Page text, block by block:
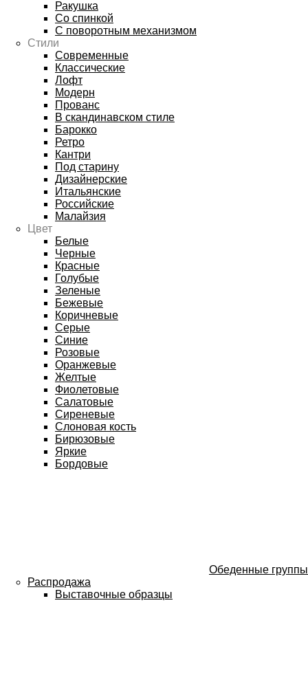
Ракушка
Со спинкой
С поворотным механизмом
Стили
Современные
Классические
Лофт
Модерн
Прованс
В скандинавском стиле
Барокко
Ретро
Кантри
Под старину
Дизайнерские
Итальянские
Российские
Малайзия
Цвет
Белые
Черные
Красные
Голубые
Зеленые
Бежевые
Коричневые
Серые
Синие
Розовые
Оранжевые
Желтые
Фиолетовые
Салатовые
Сиреневые
Слоновая кость
Бирюзовые
Яркие
Бордовые
Обеденные группы
Распродажа
Выставочные образцы